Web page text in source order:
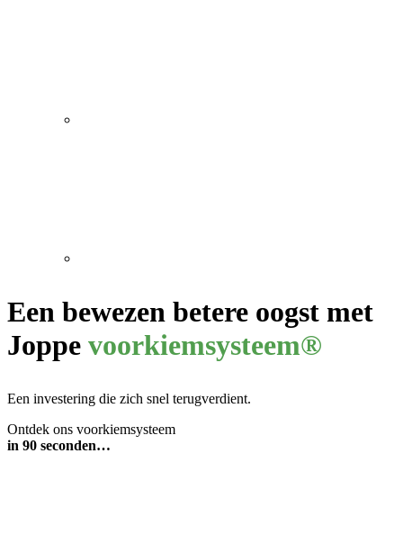
Een bewezen betere oogst met
Joppe voorkiemsysteem®
Een investering die zich snel terugverdient.
Ontdek ons voorkiemsysteem
in 90 seconden…